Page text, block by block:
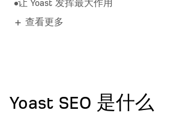
让 Yoast 发挥最大作用
查看更多
Yoast SEO 是什么